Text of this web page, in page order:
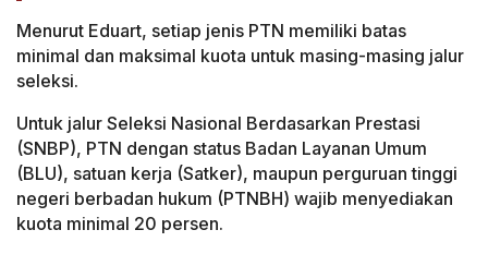
Menurut Eduart, setiap jenis PTN memiliki batas
minimal dan maksimal kuota untuk masing-masing jalur
seleksi.
Untuk jalur Seleksi Nasional Berdasarkan Prestasi
(SNBP), PTN dengan status Badan Layanan Umum
(BLU), satuan kerja (Satker), maupun perguruan tinggi
negeri berbadan hukum (PTNBH) wajib menyediakan
kuota minimal 20 persen.